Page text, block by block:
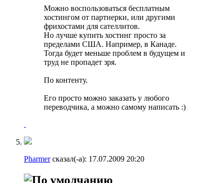
Можно воспользоваться бесплатным
хостингом от партнерки, или другими
фрихостами для сателлитов.
Но лучше купить хостинг просто за
пределами США. Например, в Канаде.
Тогда будет меньше проблем в будущем и
труд не пропадет зря.
По контенту.
Его просто можно заказать у любого
переводчика, а можно самому написать :)
Pharmerсказал(-а): 17.07.2009 20:20